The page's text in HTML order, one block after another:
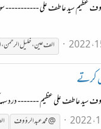
عظیم سید عاطف علی
الفعین،خلیلالرحمن،
کرتے
سید عاطف علی عظیم -------
@محمد عبدالرؤوف